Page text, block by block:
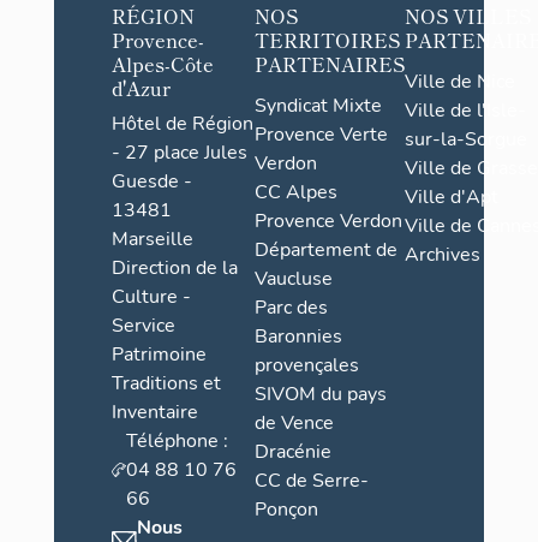
RÉGION
Provence-
Alpes-Côte
d'Azur
Hôtel de Région
- 27 place Jules
Guesde -
13481
Marseille
Direction de la
Culture -
Service
Patrimoine
Traditions et
Inventaire
Téléphone :
04 88 10 76
66
Nous
NOS
TERRITOIRES
PARTENAIRES
Syndicat Mixte
Provence Verte
Verdon
CC Alpes
Provence Verdon
Département de
Vaucluse
Parc des
Baronnies
provençales
SIVOM du pays
de Vence
Dracénie
CC de Serre-
Ponçon
NOS VILLES
Ville de Nice
Ville de l'Isle-
sur-la-Sorgue
Ville de Grasse
Ville d'Apt
Ville de
Archives